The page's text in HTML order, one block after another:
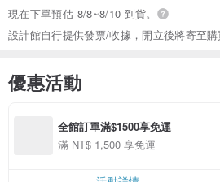
現在下單預估 8/8~8/10 到貨。
設計館自行提供發票/收據，開立後將寄至
優惠活動
全館訂單滿$1500享免運
滿 NT$ 1,500 享免運